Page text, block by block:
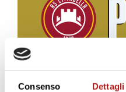
Consenso Dettagli